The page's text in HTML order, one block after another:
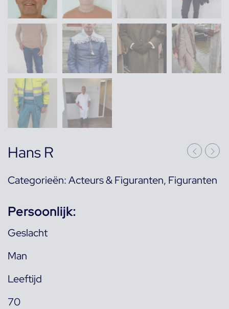
Hans R
Categorieën:Acteurs & Figuranten, Figuranten
Persoonlijk:
Geslacht
Man
Leeftijd
70